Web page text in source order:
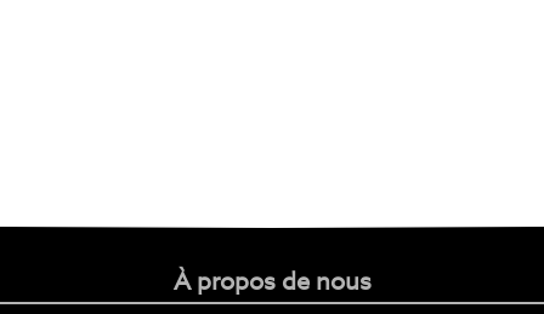
À propos de nous